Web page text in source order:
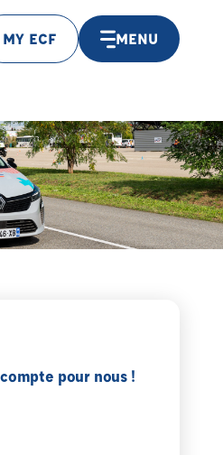
MY ECF MENU
pour nous !